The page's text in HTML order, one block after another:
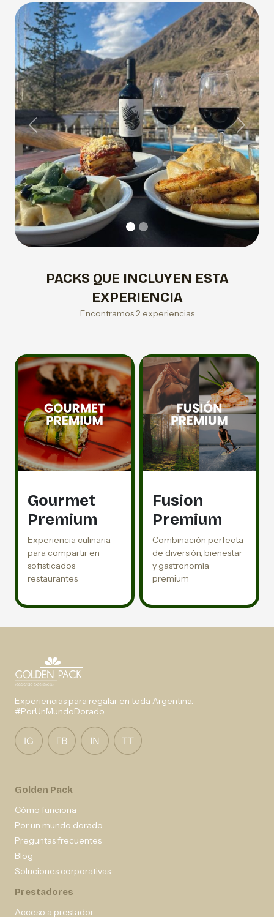
Previous Next
PACKS QUE INCLUYEN ESTA
EXPERIENCIA
Encontramos 2 experiencias
Gourmet
Premium
Experiencia culinaria
para compartir en
sofisticados
restaurantes
Fusion
Premium
Combinación perfecta
de diversión, bienestar
y gastronomía
premium
Experiencias para regalar en toda Argentina.
#PorUnMundoDorado
Golden Pack
Cómo funciona
Por un mundo dorado
Preguntas frecuentes
Blog
Soluciones corporativas
Prestadores
Acceso a prestador